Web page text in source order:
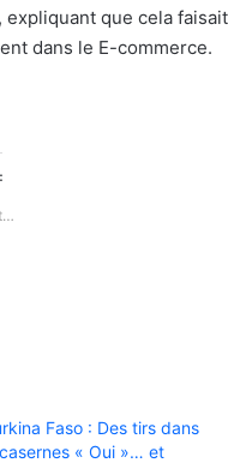
expliquant que cela
dans le E-commerce.
Faso : Des tirs dans
« Oui »… et